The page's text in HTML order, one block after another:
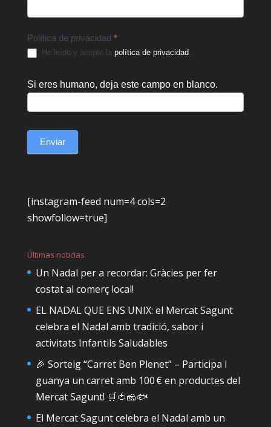
Política de privacidad *
He leído y acepto la política de privacidad.
Si eres humano, deja este campo en blanco.
Enviar
[instagram-feed num=4 cols=2
showfollow=true]
Últimas noticias
Un Nadal per a recordar: Gràcies per fer
costat al comerç local!
EL NADAL QUE ENS UNIX: el Mercat Sagunt
celebra el Nadal amb tradició, sabor i
activitats Infantils Saludables
🎉 Sorteig “Carret Ben Plenet” – Participa i
guanya un carret amb 100 € en productes del
Mercat Sagunt! 🛒🍅🧀🐟
El Mercat Sagunt celebra el Nadal amb un